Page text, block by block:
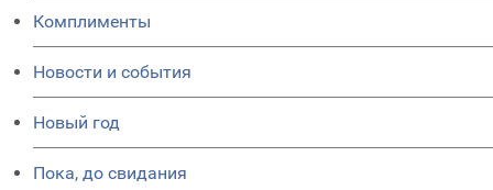
Комплименты
Новости и события
Новый год
Пока, до свидания